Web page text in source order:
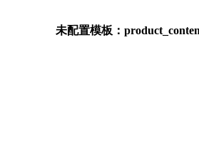
未配置模板：